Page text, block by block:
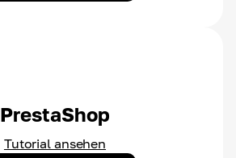
PrestaShop
Tutorial ansehen